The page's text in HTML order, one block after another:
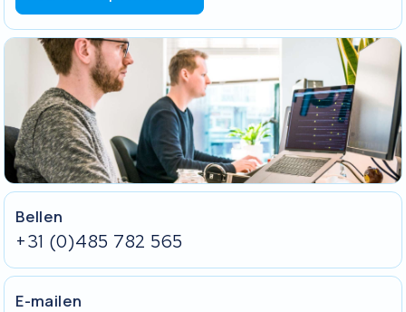
Bellen
+31 (0)485 782 565
E-mailen